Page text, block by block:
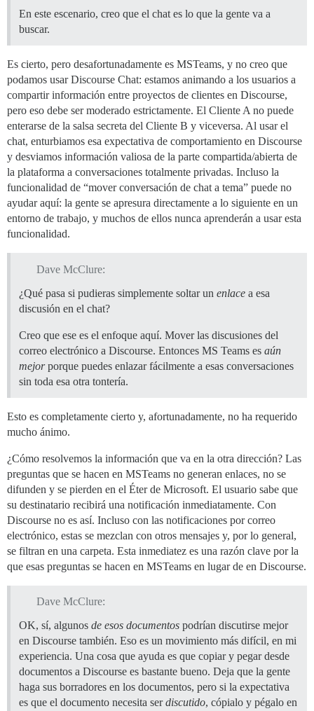
En este escenario, creo que el chat es lo que la gente va a
buscar.
Es cierto, pero desafortunadamente es MSTeams, y no creo que
podamos usar Discourse Chat: estamos animando a los usuarios a
compartir información entre proyectos de clientes en Discourse,
pero eso debe ser moderado estrictamente. El Cliente A no puede
enterarse de la salsa secreta del Cliente B y viceversa. Al usar el
chat, enturbiamos esa expectativa de comportamiento en Discourse
y desviamos información valiosa de la parte compartida/abierta de
la plataforma a conversaciones totalmente privadas. Incluso la
funcionalidad de “mover conversación de chat a tema” puede no
ayudar aquí: la gente se apresura directamente a lo siguiente en un
entorno de trabajo, y muchos de ellos nunca aprenderán a usar esta
funcionalidad.
Dave McClure:
¿Qué pasa si pudieras simplemente soltar un enlace a esa
discusión en el chat?
Creo que ese es el enfoque aquí. Mover las discusiones del
correo electrónico a Discourse. Entonces MS Teams es aún
mejorporque puedes enlazar fácilmente a esas conversaciones
sin toda esa otra tontería.
Esto es completamente cierto y, afortunadamente, no ha requerido
mucho ánimo.
¿Cómo resolvemos la información que va en la otra dirección? Las
preguntas que se hacen en MSTeams no generan enlaces, no se
difunden y se pierden en el Éter de Microsoft. El usuario sabe que
su destinatario recibirá una notificación inmediatamente. Con
Discourse no es así. Incluso con las notificaciones por correo
electrónico, estas se mezclan con otros mensajes y, por lo general,
se filtran en una carpeta. Esta inmediatez es una razón clave por la
que esas preguntas se hacen en MSTeams en lugar de en Discourse.
Dave McClure:
OK, sí, algunos de esos documentos podrían discutirse mejor
en Discourse también. Eso es un movimiento más difícil, en mi
experiencia. Una cosa que ayuda es que copiar y pegar desde
documentos a Discourse es bastante bueno. Deja que la gente
haga sus borradores en los documentos, pero si la expectativa
es que el documento necesita serdiscutido, cópialo y pégalo en